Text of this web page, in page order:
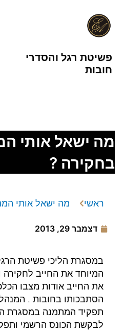
לתוכן
פשיטת רגל והסדרי
חובות
מה ישאל אותי
בחקירה ?
ראשי מה ישאל אותי
דצמבר 29, 2013
במסגרת הליכי פשיטת
המיוחד את החייב
את החייב אודות מצבו
הסתבכותו בחובות .
תפקיד המתמנה במסגרת
לבקשת הכונס הרשמי